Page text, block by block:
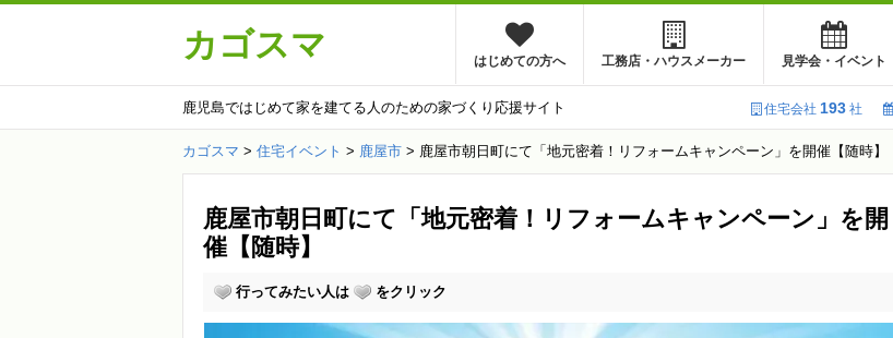
カゴスマ はじめての方へ 工務店・ハウスメーカー 見学会・イベント
鹿児島ではじめて家を建てる人のための家づくり応援サイト 住宅会社 193 社
カゴスマ > 住宅イベント > 鹿屋市 > 鹿屋市朝日町にて「地元密着！リフォームキャンペーン」を開催【随時】
鹿屋市朝日町にて「地元密着！リフォームキャンペーン」を開
催【随時】
行ってみたい人は をクリック